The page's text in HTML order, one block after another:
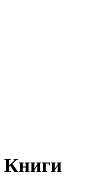
Книги